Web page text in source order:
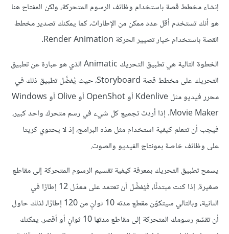
إنشاء مخطط قصة باستخدام وظائف الرسوم المتحركة، ولكن المفتاح هنا
هو أنك تستخدم أقل عدد ممكن من الإطارات، كما يمكنك تصدير مخطط
القصة باستخدام خيار تصيير الحركة Render Animation.
الخطوة التالية هي تطبيق التحريك Animatic الذي هو عبارة عن تطبيق
التحريك على مخطط قصة Storyboard، حيث يُفضَّل تطبيق ذلك في
محرر فيديو مثل Kdenlive أو OpenShot أو Olive أو Windows
Movie Maker. إذا أردت تجميع كل شيء في رسم متحرك واحد كبير،
فيجب أن تتعلم كيفية استخدام مثل هذه البرامج، إذ لا يحتوي كريتا
على وظائف خاصة بمونتاج الفيديو والصوت.
يسمح تطبيق التحريك بمعرفة كيفية تقسيم الرسوم المتحركة إلى مقاطع
صغيرة. إذا كنت مبتدئًا، فيُفضَّل أن تعتمد على معدّل 12 إطارًا في
الثانية، وبالتالي سيتكوّن مقطع مدته 10 ثوانٍ من 120 إطارًا، لذلك حاول
أن تقسّم رسومك المتحركة إلى مقاطع مدتها 10 ثوانٍ أو أقصر. يمكنك